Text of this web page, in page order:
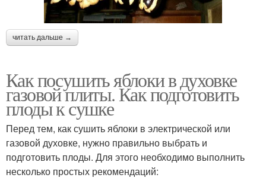
читать дальше →
Как посушить яблоки в духовке
газовой плиты. Как подготовить
плоды к сушке
Перед тем, как сушить яблоки в электрической или
газовой духовке, нужно правильно выбрать и
подготовить плоды. Для этого необходимо выполнить
несколько простых рекомендаций: